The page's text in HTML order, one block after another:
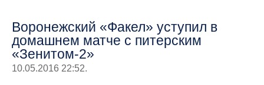
Воронежский «Факел» уступил в
домашнем матче с питерским
«Зенитом-2»
10.05.2016 22:52.